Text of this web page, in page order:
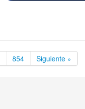
854 Siguiente »